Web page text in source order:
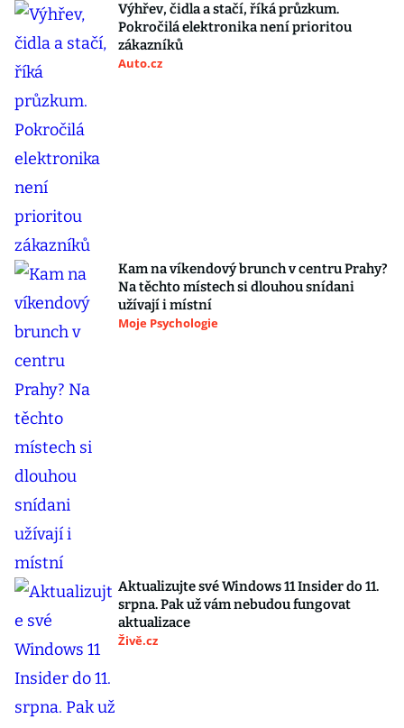
Výhřev, čidla a stačí, říká průzkum.
Pokročilá elektronika není prioritou
zákazníků
Auto.cz
Kam na víkendový brunch v centru Prahy?
Na těchto místech si dlouhou snídani
užívají i místní
Moje Psychologie
Aktualizujte své Windows 11 Insider do 11.
srpna. Pak už vám nebudou fungovat
aktualizace
Živě.cz